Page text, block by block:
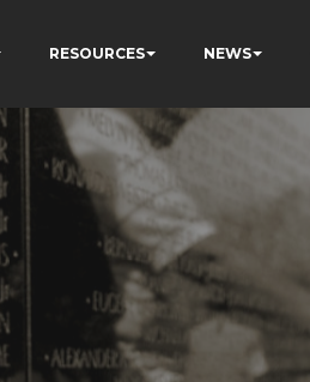
RESOURCES NEWS